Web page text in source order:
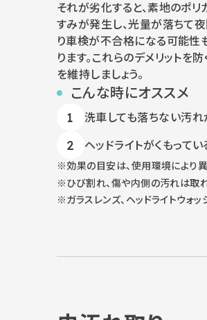
それが劣化すると、素地のポ
すみが発生し、光量が落ちて
り車検が不合格になる可能性
ります。これらのデメリットを
を維持しましょう。
こんな時にオススメ
洗車しても落ちない汚れ
ヘッドライトがくもってい
効果の目安は、使用環境により異
ひび割れ、傷や内側の汚れは取
ガラスレンズ、ヘッドライトウォ